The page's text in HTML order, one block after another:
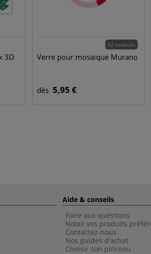
3D
62 couleurs
Verre pour mosaïque Murano
dès 5,95 €
Aide & conseils
Foire aux questions
Notez vos produits
Contactez-nous
Nos guides d'achat
Choisir son pinceau